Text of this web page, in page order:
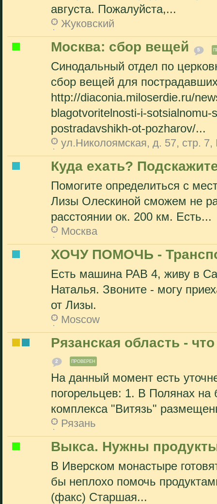
августа. Пожалуйста,...
Жуковский
Москва: сбор вещей 5
Синодальный отдел по
сбор вещей для
http://diaconia.miloserdie.ru/
blagotvoritelnosti-i-
postradavshikh-ot-pozharov/...
ул.Николоямская, д. 57, стр. 7,
Куда ехать?
Помогите определиться с
Лизы Олескиной сможем не
расстоянии ок. 200 км. Есть...
Москва
ХОЧУ ПОМОЧЬ -
Есть машина РАВ 4, живу в
Наталья. Звоните - могу
от Лизы.
Moscow
Рязанская область -
2 ПРОВЕРЕН
На данный момент есть
погорельцев: 1. В Полянах на
комплекса "Витязь"
Рязань
Выкса. Нужны
В Иверском монастыре
бы неплохо помочь
(факс) Старшая...